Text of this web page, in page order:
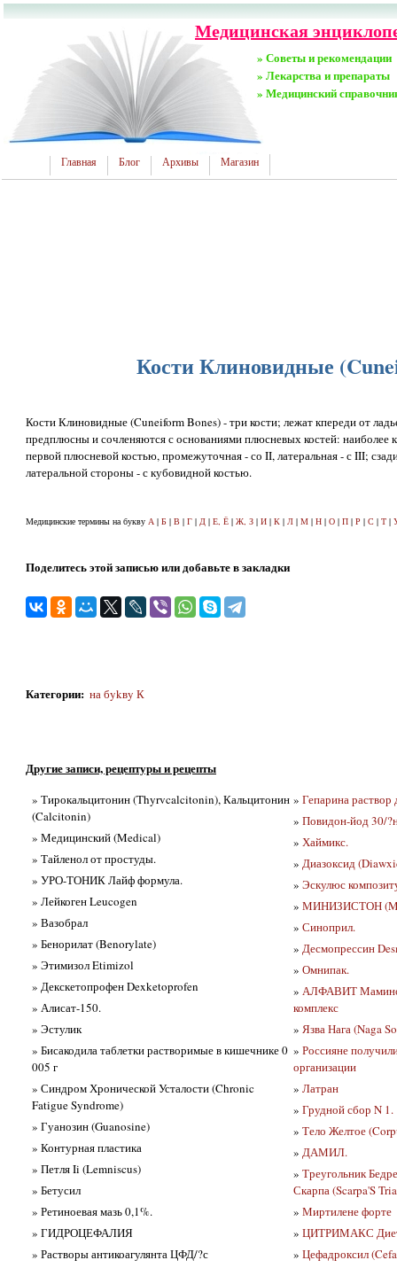
Медицинская
» Советы и рекомендации
» Лекарства и препараты
» Медицинский
Главная Блог Архивы Магазин
Кости Клиновидные
Кости Клиновидные (Cuneiform Bones) - три кости; лежат кпереди от
предплюсны и сочленяются с основаниями плюсневых костей: наиболее
первой плюсневой костью, промежуточная - со II, латеральная - с III;
латеральной стороны - с кубовидной костью.
Медицинские термины на букву А | Б | В | Г | Д | Е, Ё | Ж, З | И | К | Л | М | Н | О | П | Р | С | Т |
Поделитесь этой записью или добавьте в закладки
Категории: на бykвy К
Другие записи, рецептуры и рецепты
» Тирокальцитонин (Thyrvcalcitonin), Кальцитонин
(Calcitonin)
» Медицинский (Medical)
» Тайленол от простуды.
» УРО-ТОНИК Лайф формула.
» Лейкоген Leucogen
» Вазобрал
» Бенорилат (Benorylate)
» Этимизол Etimizol
» Декскетопрофен Dexketoprofen
» Алисат-150.
» Эстулик
» Бисакодила таблетки растворимые в кишечнике 0
005 г
» Синдром Хронической Усталости (Chronic
Fatigue Syndrome)
» Гуанозин (Guanosine)
» Контурная пластика
» Петля Ii (Lemniscus)
» Бетусил
» Ретиноевая мазь 0,1%.
» ГИДРОЦЕФАЛИЯ
» Растворы антикоагулянта ЦФД/?с
» Гепарина
» Повидон-йод 30/
» Хаймикс.
» Диазоксид
» Эскулюс
» МИНИЗИСТОН
» Синоприл.
» Десмопрессин
» Омнипак.
» АЛФАВИТ Мамино
комплекс
» Язва Нага (Naga
» Россияне
организации
» Латран
» Грудной сбор N 1.
» Тело Желтое
» ДАМИЛ.
» Треугольник
Скарпа (Scarpa'S
» Миртилене форте
» ЦИТРИМАКС
» Цефадроксил